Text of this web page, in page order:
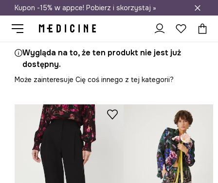
Darmowa dostawa do salonów
Kupon -15% w appce! Pobierz i skorzystaj »
Wygląda na to, że ten produkt nie jest już
dostępny.
Może zainteresuje Cię coś innego z tej kategorii?